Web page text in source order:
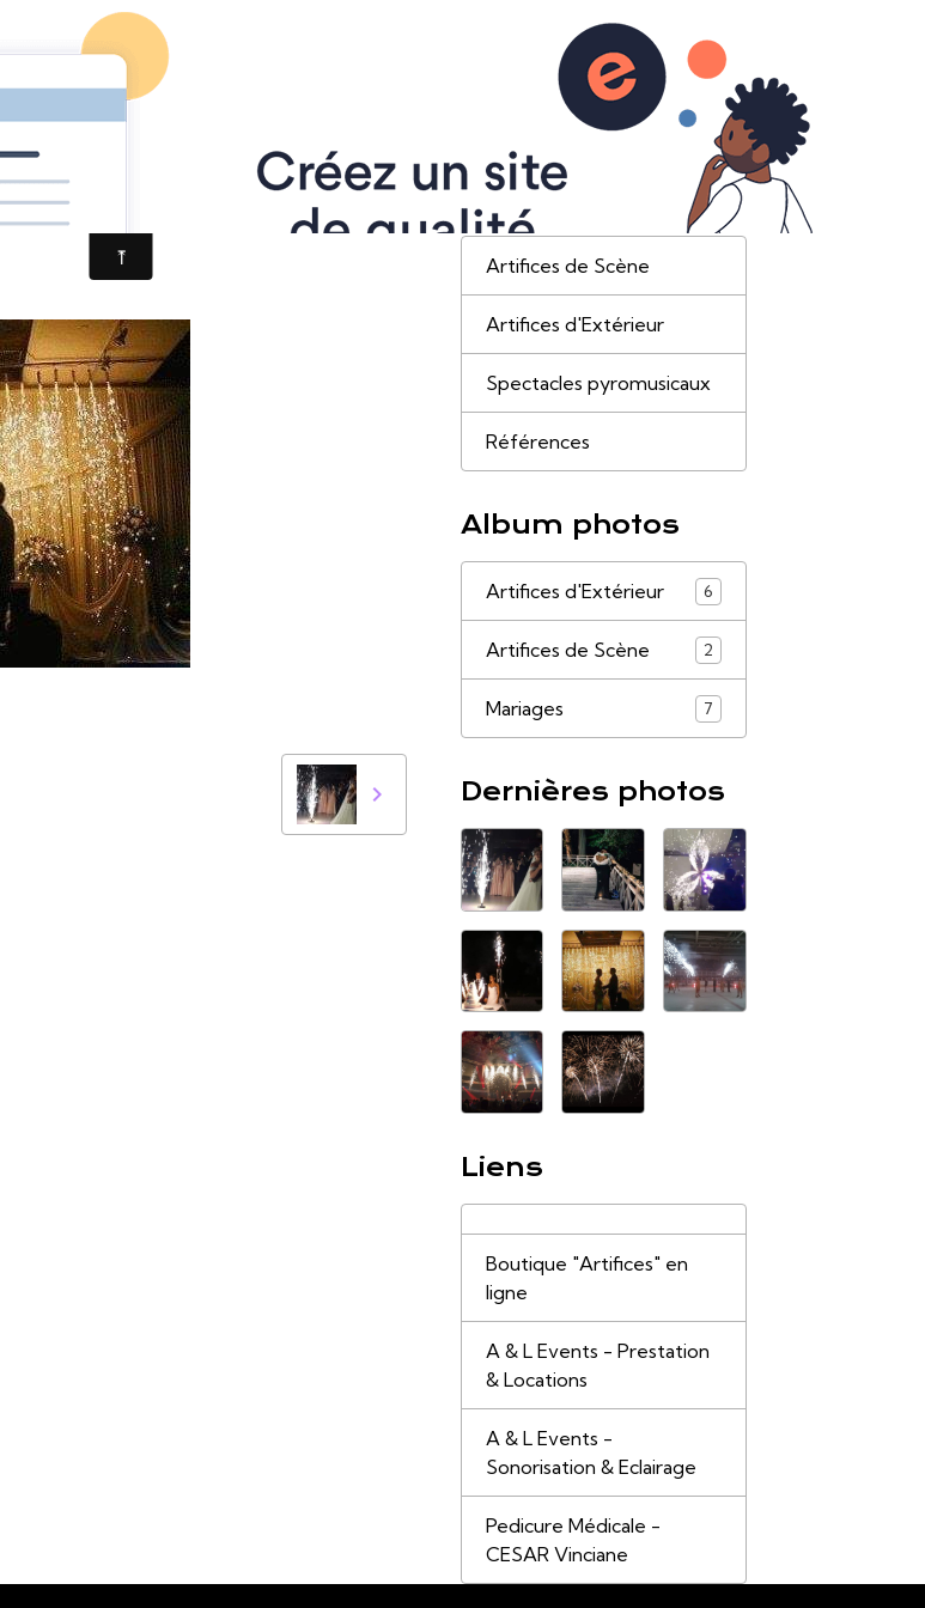
Album Contact
Menu
Artifices de Scène
Artifices d'Extérieur
Spectacles pyromusicaux
Références
Album photos
Artifices d'Extérieur 6
Artifices de Scène 2
Mariages 7
Dernières photos
Liens
Boutique "Artifices" en
ligne
A & L Events - Prestation
& Locations
A & L Events -
Sonorisation & Eclairage
Pedicure Médicale -
CESAR Vinciane